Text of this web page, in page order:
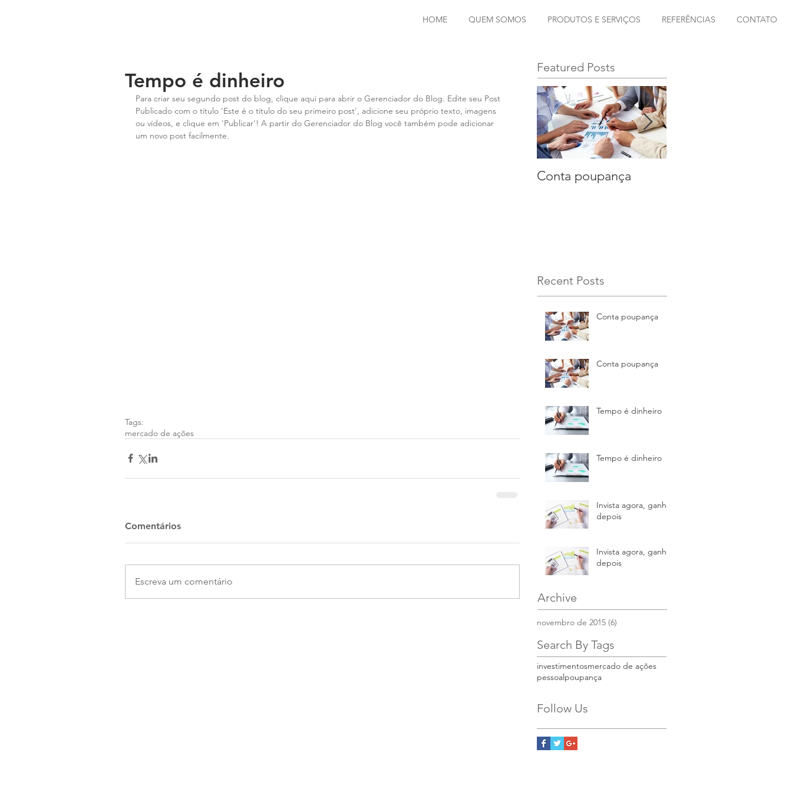
HOME QUEM SOMOS PRODUTOS E SERVIÇOS REFERÊNCIAS CONTATO
Tempo é dinheiro
Para criar seu segundo post do blog, clique aqui para abrir o Gerenciador do Blog. Edite seu Post
Publicado com o título 'Este é o título do seu primeiro post', adicione seu próprio texto, imagens
ou vídeos, e clique em 'Publicar'! A partir do Gerenciador do Blog você também pode adicionar
um novo post facilmente.
Tags:
mercado de ações
Comentários
Escreva um comentário
Featured Posts
Conta poupança
Recent Posts
Conta poupança
Conta poupança
Tempo é dinheiro
Tempo é dinheiro
Invista agora, ganhe
depois
Invista agora, ganhe
depois
Archive
novembro de 2015 (6)
Search By Tags
investimentosmercado de ações
pessoalpoupança
Follow Us